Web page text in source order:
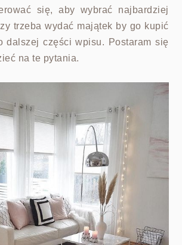
się, aby wybrać najbardziej
trzeba wydać majątek by go kupić
dalszej części wpisu. Postaram się
na te pytania.